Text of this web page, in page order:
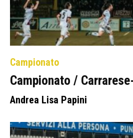
Campionato
Campionato /
Andrea Lisa Papini